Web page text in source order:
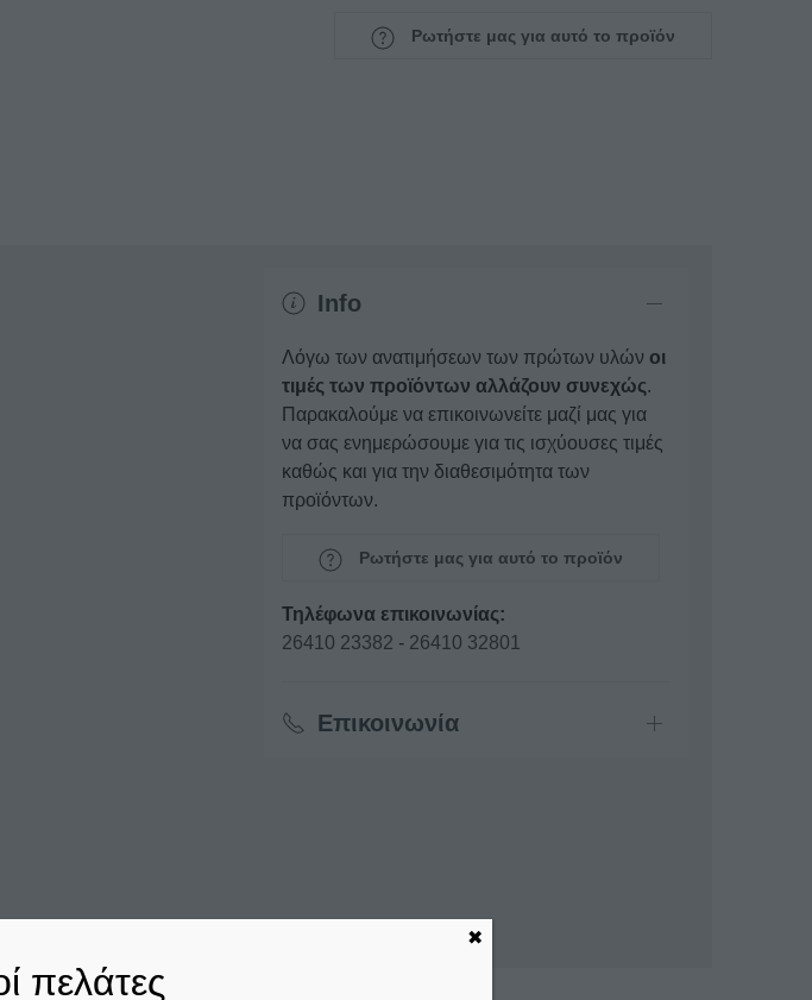
Ρωτήστε μας για αυτό το προϊόν
Info
Λόγω των ανατιμήσεων των πρώτων υλών οι
τιμές των προϊόντων αλλάζουν συνεχώς.
Παρακαλούμε να επικοινωνείτε μαζί μας για
να σας ενημερώσουμε για τις ισχύουσες τιμές
καθώς και για την διαθεσιμότητα των
προϊόντων.
Ρωτήστε μας για αυτό το προϊόν
Τηλέφωνα επικοινωνίας:
26410 23382 - 26410 32801
Επικοινωνία
πελάτες
✖